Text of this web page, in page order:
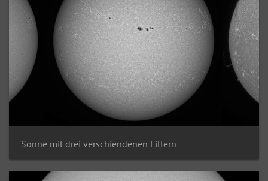
Sonne mit drei verschiendenen Filtern